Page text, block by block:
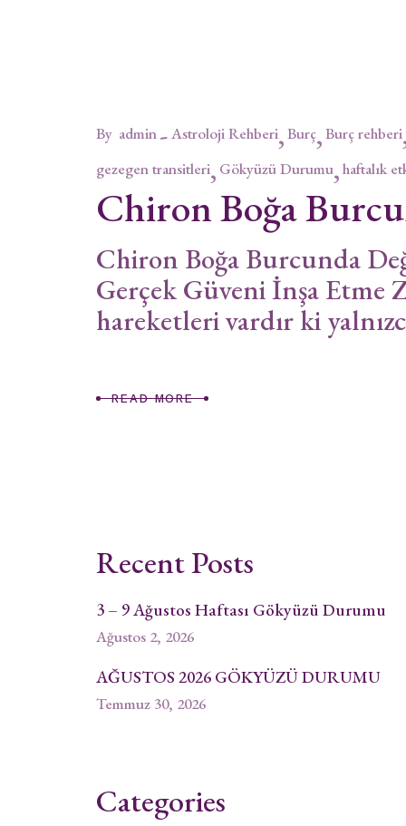
By admin Astroloji Rehberi Burç Burç rehberi
gezegen transitleri Gökyüzü Durumu haftalık
Chiron Boğa
Chiron Boğa Burcunda
Gerçek Güveni İnşa Etme
hareketleri vardır ki
READ MORE
Recent Posts
3 – 9 Ağustos Haftası Gökyüzü Durumu
Ağustos 2, 2026
AĞUSTOS 2026 GÖKYÜZÜ DURUMU
Temmuz 30, 2026
Categories